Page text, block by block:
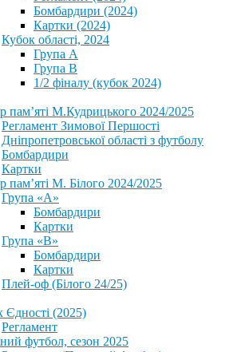
Бомбардири (2024)
Картки (2024)
Кубок області, 2024
Група А
Група В
1/2 фіналу (кубок 2024)
пам’яті М.Кудрицького 2024/2025
Регламент Зимової Першості
Дніпропетровської області з футболу
Бомбардири
Картки
пам’яті М. Білого 2024/2025
Група «А»
Бомбардири
Картки
Група «В»
Бомбардири
Картки
Плей-оф (Білого 24/25)
Єдності (2025)
Регламент
футбол, сезон 2025